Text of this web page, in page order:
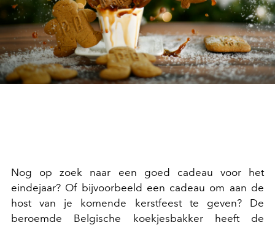
Nog op zoek naar een goed cadeau voor het
eindejaar? Of bijvoorbeeld een cadeau om aan de
host van je komende kerstfeest te geven? De
beroemde Belgische koekjesbakker heeft de